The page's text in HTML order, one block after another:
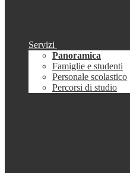
Servizi
Panoramica
Famiglie e studenti
Personale scolastico
Percorsi di studio